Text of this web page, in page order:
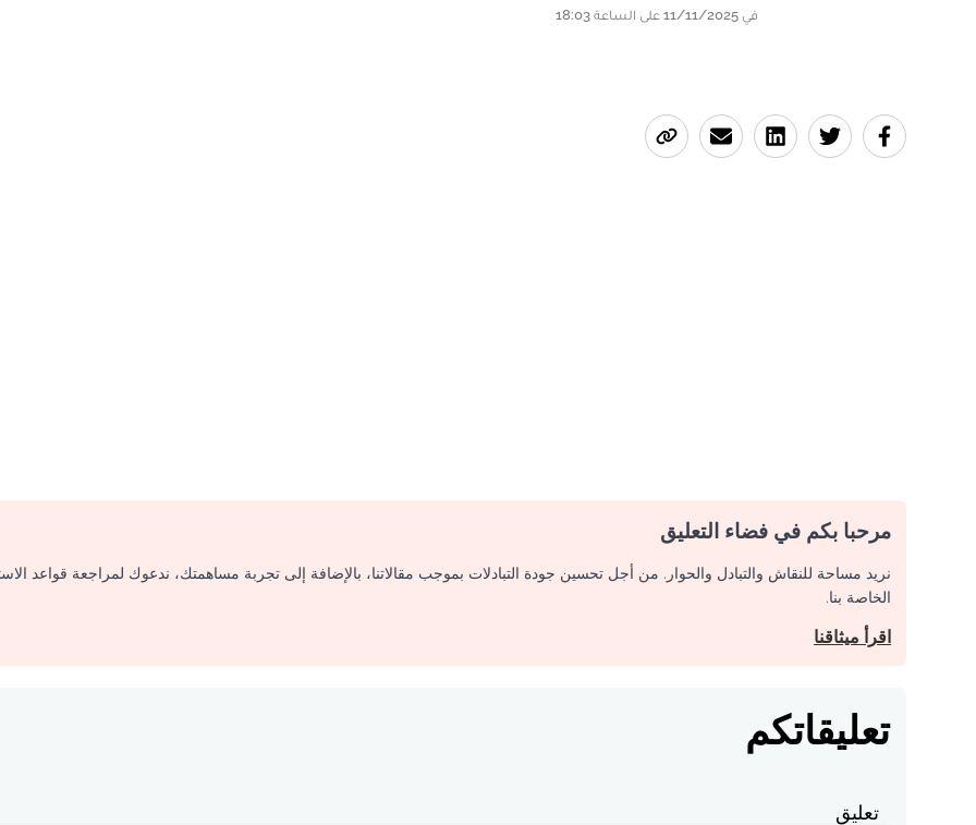
في 11/11/2025 على الساعة 18:03
مرحبا بكم في فضاء التعليق
نريد مساحة للنقاش والتبادل والحوار. من أجل تحسين جودة التبادلات بموجب مقالاتنا، بالإضافة إلى تجربة مساهمتك، ندعوك لمراجعة قواعد
الخاصة بنا.
اقرأ ميثاقنا
تعليقاتكم
تعليق